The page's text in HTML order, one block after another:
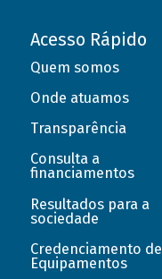
Acesso Rápido
Quem somos
Onde atuamos
Transparência
Consulta a
financiamentos
Resultados para a
sociedade
Credenciamento de
Equipamentos